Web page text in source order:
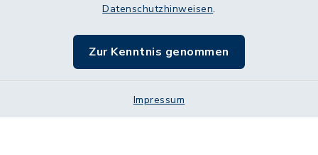
Datenschutzhinweisen.
Zur Kenntnis genommen
Impressum
Impressum
Sitemap